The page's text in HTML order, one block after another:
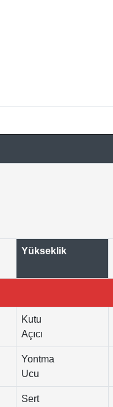
Yükseklik
Kutu
Açıcı
Yontma
Ucu
Sert